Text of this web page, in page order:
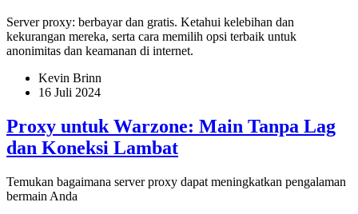
Server proxy: berbayar dan gratis. Ketahui kelebihan dan
kekurangan mereka, serta cara memilih opsi terbaik untuk
anonimitas dan keamanan di internet.
Kevin Brinn
16 Juli 2024
Proxy untuk Warzone: Main Tanpa Lag
dan Koneksi Lambat
Temukan bagaimana server proxy dapat meningkatkan pengalaman
bermain Anda